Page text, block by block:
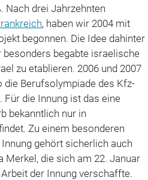
Nach drei Jahrzehnten
, haben wir 2004 mit
begonnen. Die Idee dahinter
begabte israelische
zu etablieren. 2006 und 2007
die Berufsolympiade des Kfz-
die Innung ist das eine
bekanntlich nur in
Zu einem besonderen
gehört sicherlich auch
Merkel, die sich am 22. Januar
der Innung verschaffte.